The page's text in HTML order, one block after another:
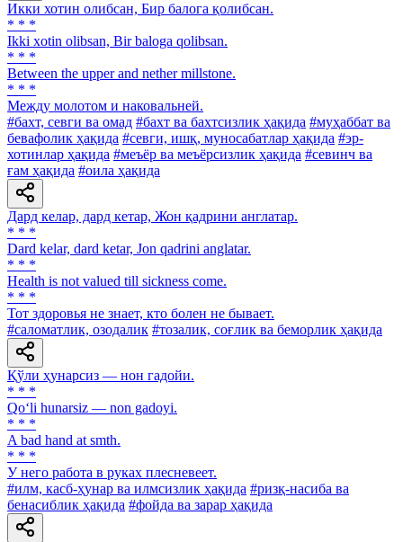
Икки хотин олибсан, Бир балога қолибсан.
* * *
Ikki xotin olibsan, Bir baloga qolibsan.
* * *
Between the upper and nether millstone.
* * *
Между молотом и наковальней.
#бахт, севги ва омад #бахт ва бахтсизлик ҳақида #муҳаббат ва
бевафолик ҳақида #севги, ишқ, муносабатлар ҳақида #эр-
хотинлар ҳақида #меъёр ва меъёрсизлик ҳақида #севинч ва
ғам ҳақида #оила ҳақида
Дард келар, дард кетар, Жон қадрини англатар.
* * *
Dard kelar, dard ketar, Jon qadrini anglatar.
* * *
Health is not valued till sickness come.
* * *
Тот здоровья не знает, кто болен не бывает.
#саломатлик, озодалик #тозалик, соғлик ва беморлик ҳақида
Қўли ҳунарсиз — нон гадойи.
* * *
Qo‘li hunarsiz — non gadoyi.
* * *
A bad hand at smth.
* * *
У него работа в руках плесневеет.
#илм, касб-ҳунар ва илмсизлик ҳақида #ризқ-насиба ва
бенасиблик ҳақида #фойда ва зарар ҳақида